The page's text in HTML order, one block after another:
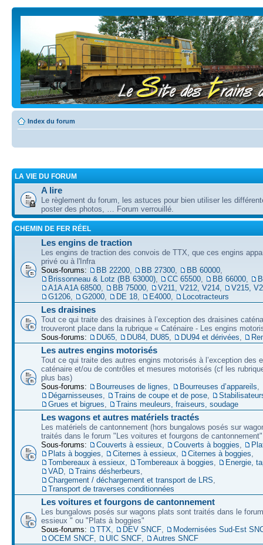
Index du forum
LA VIE DU FORUM
A lire
Le règlement du forum, les astuces pour bien utiliser les
poster des photos, … Forum verrouillé.
CHEMIN DE FER RÉEL
Les engins de traction
Les engins de traction des convois de TTX, que ces engins
privé ou à l'Infra
Sous-forums:
BB 22200 BB 27300 BB 60000
Brissonneau & Lotz (BB 63000)
CC 65500 BB 66000
A1A A1A 68500
BB 75000 V211, V212, V214
V215,
G1206
G2000 DE 18 E4000 Locotracteurs
Les draisines
Tout ce qui traite des draisines à l’exception des draisines
trouveront place dans la rubrique « Caténaire - Les engins
Sous-forums:
DU65 DU84, DU85 DU94 et dérivées
Les autres engins motorisés
Tout ce qui traite des autres engins motorisés à l’exception des
caténaire et/ou de contrôles et mesures motorisés (cf les
plus bas)
Sous-forums:
Bourreuses de lignes Bourreuses d’appareils
Dégarnisseuses
Trains de coupe et de pose
Grues et bigrues
Trains meuleurs, fraiseurs, soudage
Les wagons et autres matériels tractés
Les matériels de cantonnement (hors bungalows posés sur
traités dans le forum "Les voitures et fourgons de cantonnement"
Sous-forums:
Couverts à essieux Couverts à boggies
Plats à boggies
Citernes à essieux Citernes à boggies
Tombereaux à essieux
Tombereaux à boggies
Energie,
VAD
Trains désherbeurs
Chargement / déchargement et transport de LRS
Transport de traverses conditionnées
Les voitures et fourgons de cantonnement
Les bungalows posés sur wagons plats sont traités dans le
essieux " ou "Plats à boggies"
Sous-forums:
TTX DEV SNCF
Modernisées Sud-Est
OCEM SNCF
UIC SNCF Autres SNCF